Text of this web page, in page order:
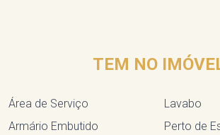
TEM NO
Área de Serviço
Armário Embutido
Lavabo
Perto de